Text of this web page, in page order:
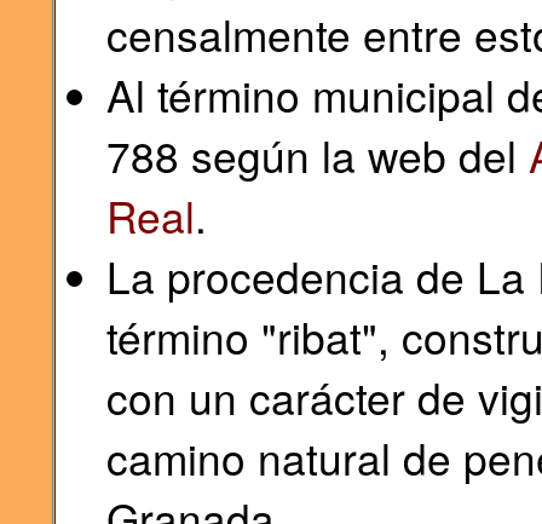
censalmente entre
Al término municipal
788 según la web del
Real.
La procedencia de
término "ribat",
con un carácter de
camino natural de